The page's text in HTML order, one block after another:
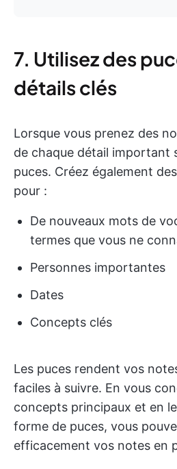
7. Utilisez des
détails clés
Lorsque vous prenez des
de chaque détail important
puces. Créez également
pour :
De nouveaux mots de
termes que vous ne
Personnes importantes
Dates
Concepts clés
Les puces rendent vos
faciles à suivre. En vous
concepts principaux et en
forme de puces, vous
efficacement vos notes en